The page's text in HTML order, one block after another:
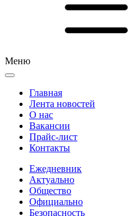
Меню
Главная
Лента новостей
О нас
Вакансии
Прайс-лист
Контакты
Ежедневник
Актуально
Общество
Официально
Безопасность